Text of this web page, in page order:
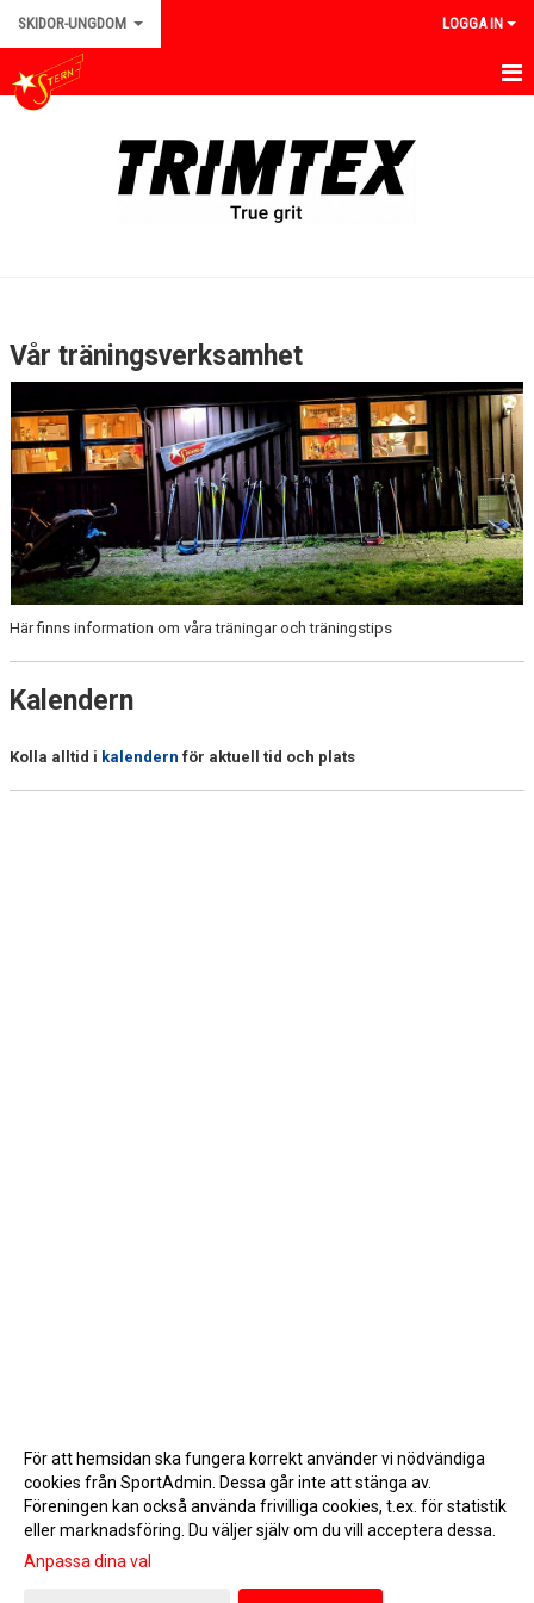
SKIDOR-UNGDOM LOGGA IN
TRÄNINGSTIPS
TÄVLINGAR
UTRUSTNING
FÖRÄLDRAENGAGEMANG
KALENDER
DOKUMENT
KONTAKT
Vår träningsverksamhet
Här finns information om våra träningar och träningstips
Kalendern
Kolla alltid i kalendern för aktuell tid och plats
Gå till Webbversion
För att hemsidan ska fungera korrekt använder vi nödvändiga
cookies från SportAdmin. Dessa går inte att stänga av.
Föreningen kan också använda frivilliga cookies, t.ex. för statistik
eller marknadsföring. Du väljer själv om du vill acceptera dessa.
Anpassa dina val